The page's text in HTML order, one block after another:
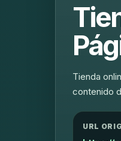
Tienda
contenido
URL